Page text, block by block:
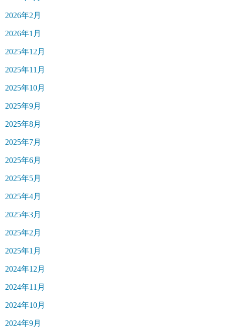
2026年2月
2026年1月
2025年12月
2025年11月
2025年10月
2025年9月
2025年8月
2025年7月
2025年6月
2025年5月
2025年4月
2025年3月
2025年2月
2025年1月
2024年12月
2024年11月
2024年10月
2024年9月